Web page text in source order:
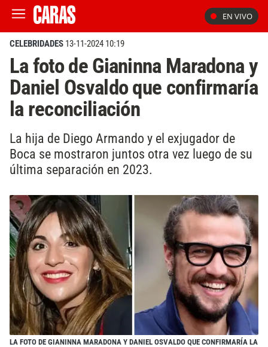
EN VIVO
CELEBRIDADES 13-11-2024 10:19
La foto de Gianinna Maradona y
Daniel Osvaldo que confirmaría
la reconciliación
La hija de Diego Armando y el exjugador de
Boca se mostraron juntos otra vez luego de su
última separación en 2023.
LA FOTO DE GIANINNA MARADONA Y DANIEL OSVALDO QUE CONFIRMARÍA LA